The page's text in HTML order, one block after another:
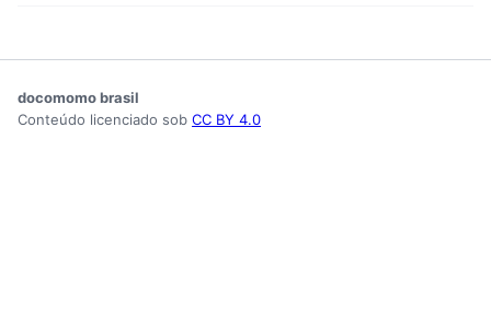
docomomo brasil
Conteúdo licenciado sob CC BY 4.0